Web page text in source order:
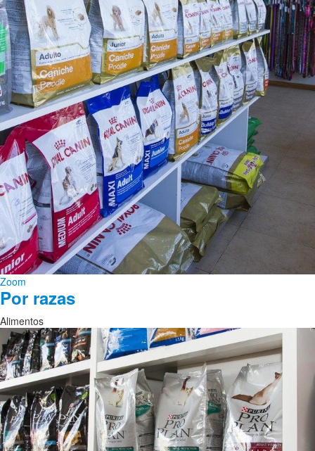
Zoom
Por razas
Alimentos